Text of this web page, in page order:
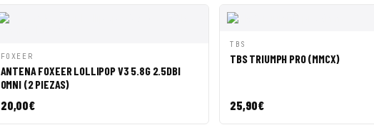
VISTA RÁPIDA
FOXEER
ANTENA FOXEER LOLLIPOP V3 5.8G 2.5DBI
OMNI (2 PIEZAS)
20,00€
VISTA RÁPIDA
TBS
TBS TRIUMPH PRO (MMCX)
25,90€